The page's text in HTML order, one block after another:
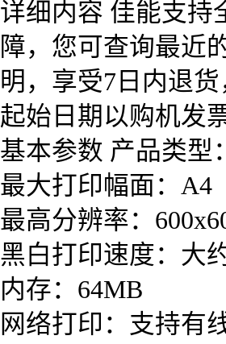
详细内容 佳能支持
障，您可查询最近
明，享受7日内退
起始日期以购机发
基本参数 产品类型
最大打印幅面：A4
最高分辨率：
黑白打印速度：大
内存：64MB
网络打印：支持有